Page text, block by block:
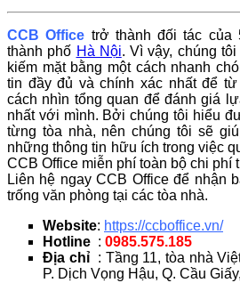
CCB Office trở thành đối tác của
thành phố Hà Nội. Vì vậy, chúng
kiếm mặt bằng một cách nhanh
tin đầy đủ và chính xác nhất để
cách nhìn tổng quan để đánh giá
nhất với mình. Bởi chúng tôi hiểu
từng tòa nhà, nên chúng tôi sẽ
những thông tin hữu ích trong việc
CCB Office miễn phí toàn bộ chi phí
Liên hệ ngay CCB Office để nhận
trống văn phòng tại các tòa nhà.
Website: https://ccboffice.vn/
Hotline : 0985.575.185
Địa chỉ : Tầng 11, tòa nhà
P. Dịch Vọng Hậu, Q. Cầu